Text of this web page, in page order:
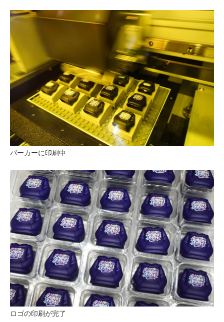
パーカーに印刷中
ロゴの印刷が完了